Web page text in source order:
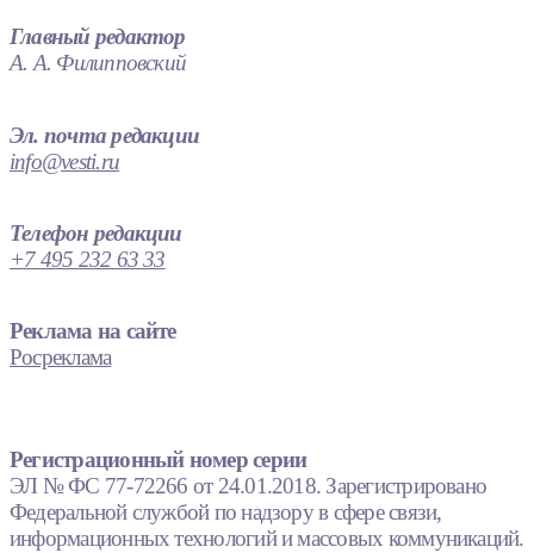
Главный редактор
А. А. Филипповский
Эл. почта редакции
info@vesti.ru
Телефон редакции
+7 495 232 63 33
Реклама на сайте
Росреклама
Регистрационный номер серии
ЭЛ № ФС 77-72266 от 24.01.2018. Зарегистрировано
Федеральной службой по надзору в сфере связи,
информационных технологий и массовых коммуникаций.